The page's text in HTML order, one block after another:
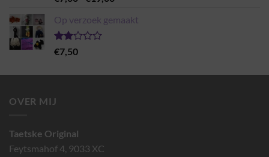
5.00
tot
Op verzoek gemaakt
Gewaardeerd
2.00
€7,50
OVER MIJ
Taetske Original
Feytsmahof 4, 9033 XC